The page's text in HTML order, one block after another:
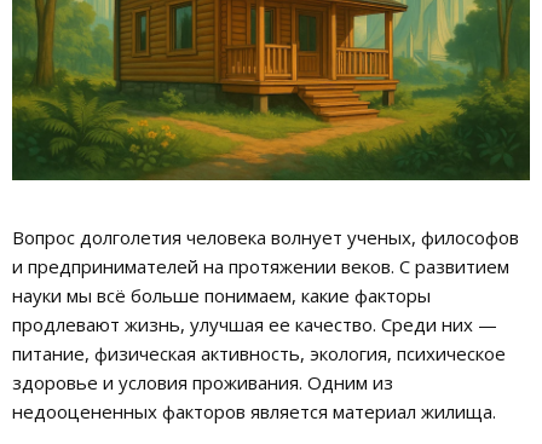
Вопрос долголетия человека волнует ученых, философов
и предпринимателей на протяжении веков. С развитием
науки мы всё больше понимаем, какие факторы
продлевают жизнь, улучшая ее качество. Среди них —
питание, физическая активность, экология, психическое
здоровье и условия проживания. Одним из
недооцененных факторов является материал жилища.